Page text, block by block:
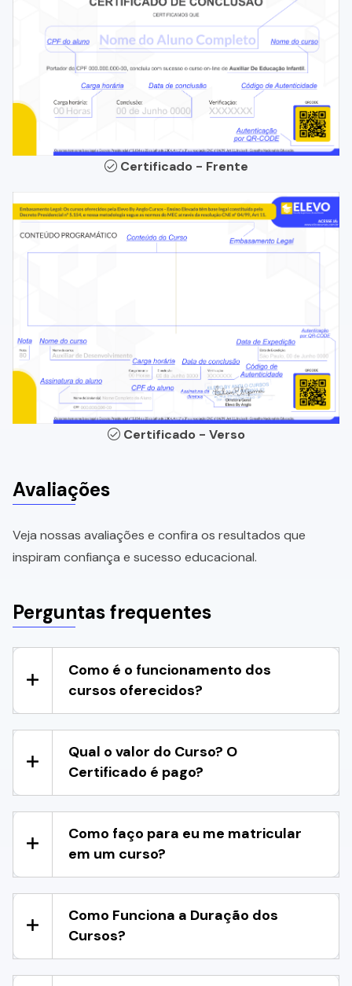
Certificado - Frente
Certificado - Verso
Avaliações
Veja nossas avaliações e confira os resultados que
inspiram confiança e sucesso educacional.
Perguntas frequentes
Como é o funcionamento dos
cursos oferecidos?
Qual o valor do Curso? O
Certificado é pago?
Como faço para eu me matricular
em um curso?
Como Funciona a Duração dos
Cursos?